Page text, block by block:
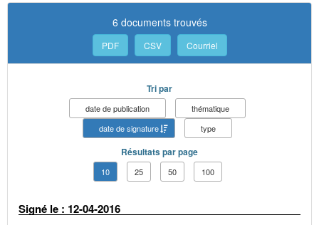
6 documents trouvés
PDF CSV Courriel
Tri par
date de publication
thématique
date de signature
type
Résultats par page
10 25 50 100
Signé le : 12-04-2016